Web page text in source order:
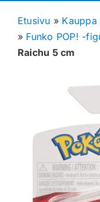
Pokémon
Muut keräilykortit
Ennakot
Greidatut kortit
Irtokortit
Etusivu » Kauppa
» Funko POP! -
Raichu 5 cm